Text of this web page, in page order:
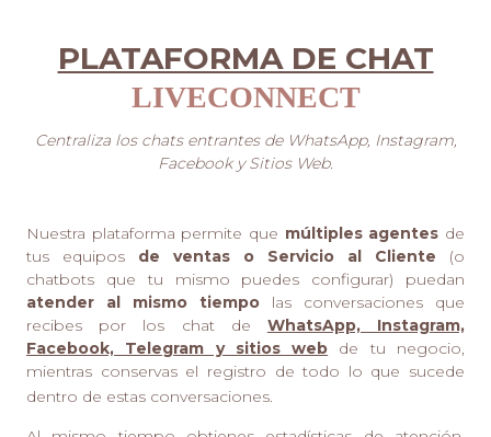
PLATAFORMA DE CHAT
LIVECONNECT
Centraliza los chats entrantes de WhatsApp, Instagram,
Facebook y Sitios Web.
Nuestra plataforma permite que múltiples agentes de
tus equipos de ventas o Servicio al Cliente (o
chatbots que tu mismo puedes configurar) puedan
atender al mismo tiempo las conversaciones que
recibes por los chat de WhatsApp, Instagram,
Facebook, Telegram y sitios web de tu negocio,
mientras conservas el registro de todo lo que sucede
dentro de estas conversaciones.